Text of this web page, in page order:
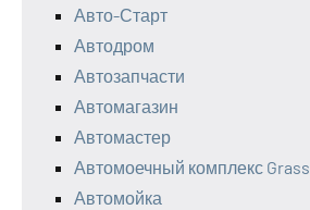
Авто-Старт
Автодром
Автозапчасти
Автомагазин
Автомастер
Автомоечный комплекс Grass
Автомойка